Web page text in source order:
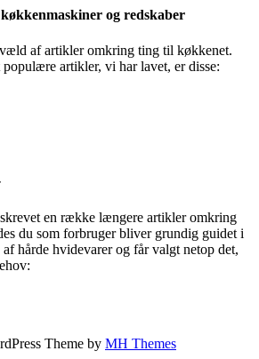
og redskaber
af artikler omkring ting til køkkenet.
artikler, vi har lavet, er disse:
en række længere artikler omkring
du som forbruger bliver grundig guidet i
hårde hvidevarer og får valgt netop det,
Theme by MH Themes